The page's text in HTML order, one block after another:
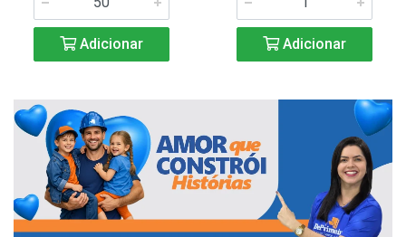
Adicionar Adicionar